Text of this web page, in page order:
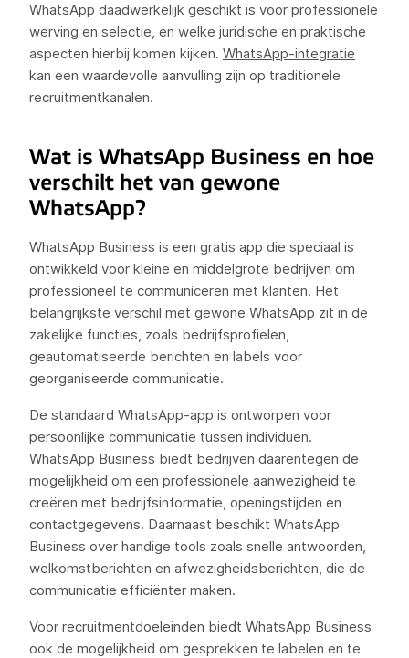
WhatsApp daadwerkelijk geschikt is voor professionele
werving en selectie, en welke juridische en praktische
aspecten hierbij komen kijken. WhatsApp-integratie
kan een waardevolle aanvulling zijn op traditionele
recruitmentkanalen.
Wat is WhatsApp Business en hoe
verschilt het van gewone
WhatsApp?
WhatsApp Business is een gratis app die speciaal is
ontwikkeld voor kleine en middelgrote bedrijven om
professioneel te communiceren met klanten. Het
belangrijkste verschil met gewone WhatsApp zit in de
zakelijke functies, zoals bedrijfsprofielen,
geautomatiseerde berichten en labels voor
georganiseerde communicatie.
De standaard WhatsApp-app is ontworpen voor
persoonlijke communicatie tussen individuen.
WhatsApp Business biedt bedrijven daarentegen de
mogelijkheid om een professionele aanwezigheid te
creëren met bedrijfsinformatie, openingstijden en
contactgegevens. Daarnaast beschikt WhatsApp
Business over handige tools zoals snelle antwoorden,
welkomstberichten en afwezigheidsberichten, die de
communicatie efficiënter maken.
Voor recruitmentdoeleinden biedt WhatsApp Business
ook de mogelijkheid om gesprekken te labelen en te